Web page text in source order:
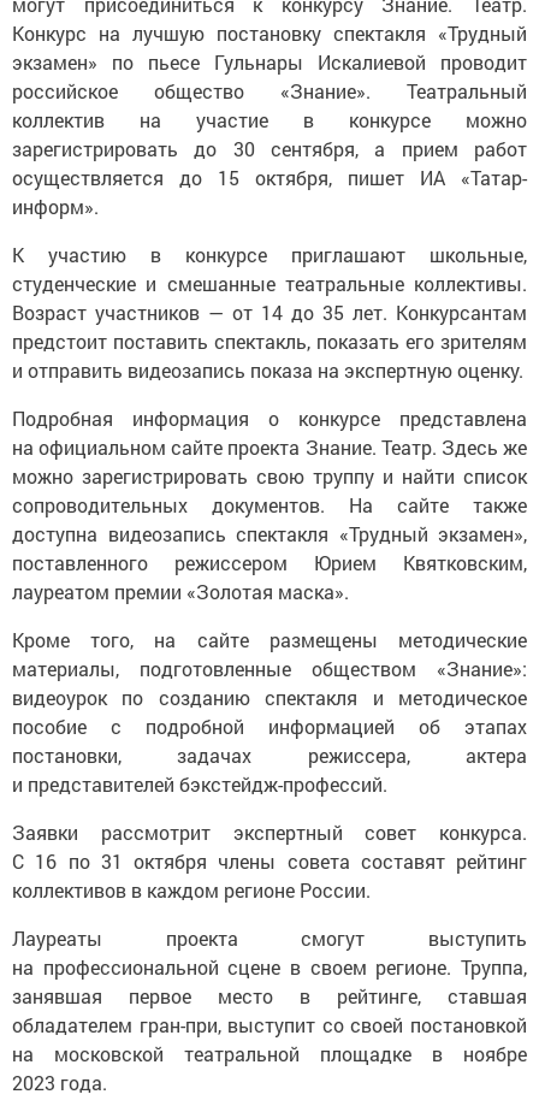
Конкурс на лучшую постановку спектакля «Трудный
экзамен» по пьесе Гульнары Искалиевой проводит
российское общество «Знание». Театральный
коллектив на участие в конкурсе можно
зарегистрировать до 30 сентября, а прием работ
осуществляется до 15 октября, пишет ИА «Татар-
информ».
К участию в конкурсе приглашают школьные,
студенческие и смешанные театральные коллективы.
Возраст участников — от 14 до 35 лет. Конкурсантам
предстоит поставить спектакль, показать его зрителям
и отправить видеозапись показа на экспертную оценку.
Подробная информация о конкурсе представлена
на официальном сайте проекта Знание. Театр. Здесь же
можно зарегистрировать свою труппу и найти список
сопроводительных документов. На сайте также
доступна видеозапись спектакля «Трудный экзамен»,
поставленного режиссером Юрием Квятковским,
лауреатом премии «Золотая маска».
Кроме того, на сайте размещены методические
материалы, подготовленные обществом «Знание»:
видеоурок по созданию спектакля и методическое
пособие с подробной информацией об этапах
постановки, задачах режиссера, актера
и представителей бэкстейдж-профессий.
Заявки рассмотрит экспертный совет конкурса.
С 16 по 31 октября члены совета составят рейтинг
коллективов в каждом регионе России.
Лауреаты проекта смогут выступить
на профессиональной сцене в своем регионе. Труппа,
занявшая первое место в рейтинге, ставшая
обладателем гран-при, выступит со своей постановкой
на московской театральной площадке в ноябре
2023 года.